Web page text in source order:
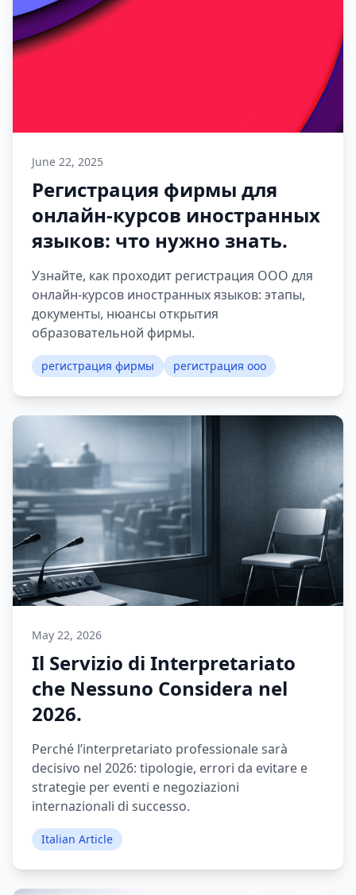
June 22, 2025
Регистрация фирмы для
онлайн-курсов иностранных
языков: что нужно знать.
Узнайте, как проходит регистрация ООО для
онлайн-курсов иностранных языков: этапы,
документы, нюансы открытия
образовательной фирмы.
регистрация фирмы регистрация ооо
May 22, 2026
Il Servizio di Interpretariato
che Nessuno Considera nel
2026.
Perché l’interpretariato professionale sarà
decisivo nel 2026: tipologie, errori da evitare e
strategie per eventi e negoziazioni
internazionali di successo.
Italian Article